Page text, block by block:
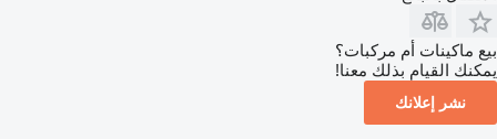
بيع ماكينات أم مركبات؟
يمكنك القيام بذلك معنا!
نشر إعلانك